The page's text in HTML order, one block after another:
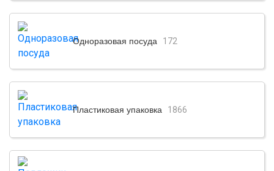
Одноразовая посуда 172
Пластиковая упаковка 1866